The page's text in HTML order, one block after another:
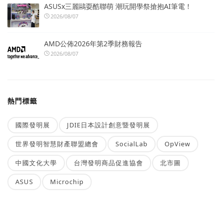
ASUSx三麗鷗耍酷聯萌 潮玩開學祭搶抱AI筆電！
2026/08/07
AMD公佈2026年第2季財務報告
2026/08/07
熱門標籤
國際發明展 JDIE日本設計創意暨發明展
世界發明智慧財產聯盟總會 SocialLab OpView
中國文化大學 台灣發明商品促進協會 北市圖
ASUS Microchip